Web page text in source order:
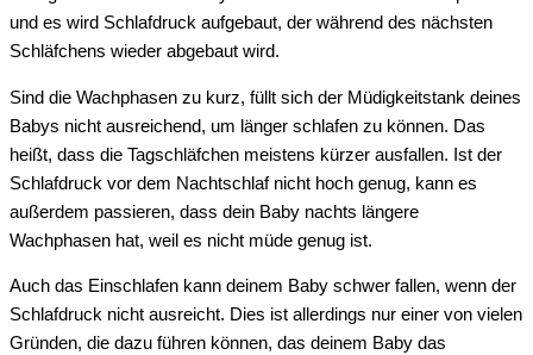
und es wird Schlafdruck aufgebaut, der während des nächsten
Schläfchens wieder abgebaut wird.
Sind die Wachphasen zu kurz, füllt sich der Müdigkeitstank deines
Babys nicht ausreichend, um länger schlafen zu können. Das
heißt, dass die Tagschläfchen meistens kürzer ausfallen. Ist der
Schlafdruck vor dem Nachtschlaf nicht hoch genug, kann es
außerdem passieren, dass dein Baby nachts längere
Wachphasen hat, weil es nicht müde genug ist.
Auch das Einschlafen kann deinem Baby schwer fallen, wenn der
Schlafdruck nicht ausreicht. Dies ist allerdings nur einer von vielen
Gründen, die dazu führen können, das deinem Baby das